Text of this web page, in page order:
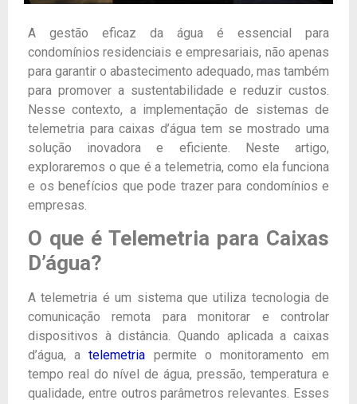
A gestão eficaz da água é essencial para
condomínios residenciais e empresariais, não apenas
para garantir o abastecimento adequado, mas também
para promover a sustentabilidade e reduzir custos.
Nesse contexto, a implementação de sistemas de
telemetria para caixas d’água tem se mostrado uma
solução inovadora e eficiente. Neste artigo,
exploraremos o que é a telemetria, como ela funciona
e os benefícios que pode trazer para condomínios e
empresas.
O que é Telemetria para Caixas
D’água?
A telemetria é um sistema que utiliza tecnologia de
comunicação remota para monitorar e controlar
dispositivos à distância. Quando aplicada a caixas
d’água, atelemetria permite o monitoramento em
tempo real do nível de água, pressão, temperatura e
qualidade, entre outros parâmetros relevantes. Esses